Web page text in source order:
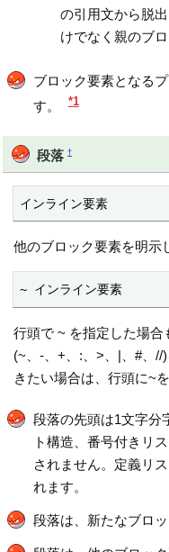
の引用文から脱
けでなく親のブ
ブロック要素となる
す。
*1
段落 †
インライン要素
他のブロック要素を明示
~ インライン要素
行頭で ~ を指定した場
(~、-、+、:、>、|、#、
きたい場合は、行頭に~
段落の先頭は1文字分
ト構造、番号付きリ
されません。定義リ
れます。
段落は、新たなブロ